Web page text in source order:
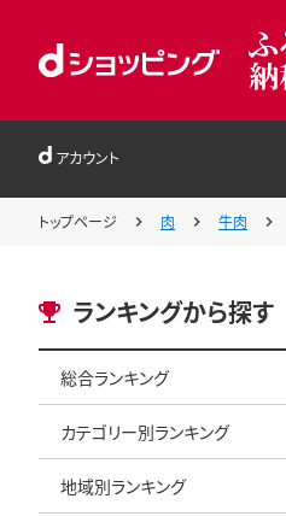
アカウント
トップページ 肉 牛肉
ランキングから探す
総合ランキング
カテゴリー別ランキング
地域別ランキング